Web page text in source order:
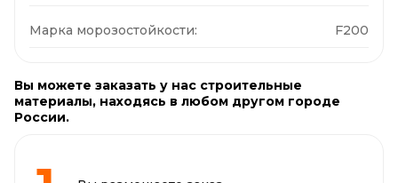
Марка морозостойкости: F200
Вы можете заказать у нас строительные
материалы, находясь в любом другом городе
России.